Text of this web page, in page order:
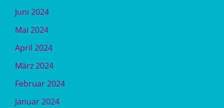
Juni 2024
Mai 2024
April 2024
März 2024
Februar 2024
Januar 2024